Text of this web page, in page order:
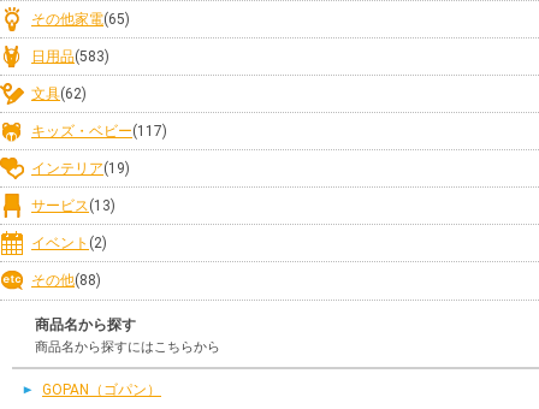
その他家電(65)
日用品(583)
文具(62)
キッズ・ベビー(117)
インテリア(19)
サービス(13)
イベント (2)
その他(88)
商品名から探す
商品名から探すにはこちらから
GOPAN（ゴパン）